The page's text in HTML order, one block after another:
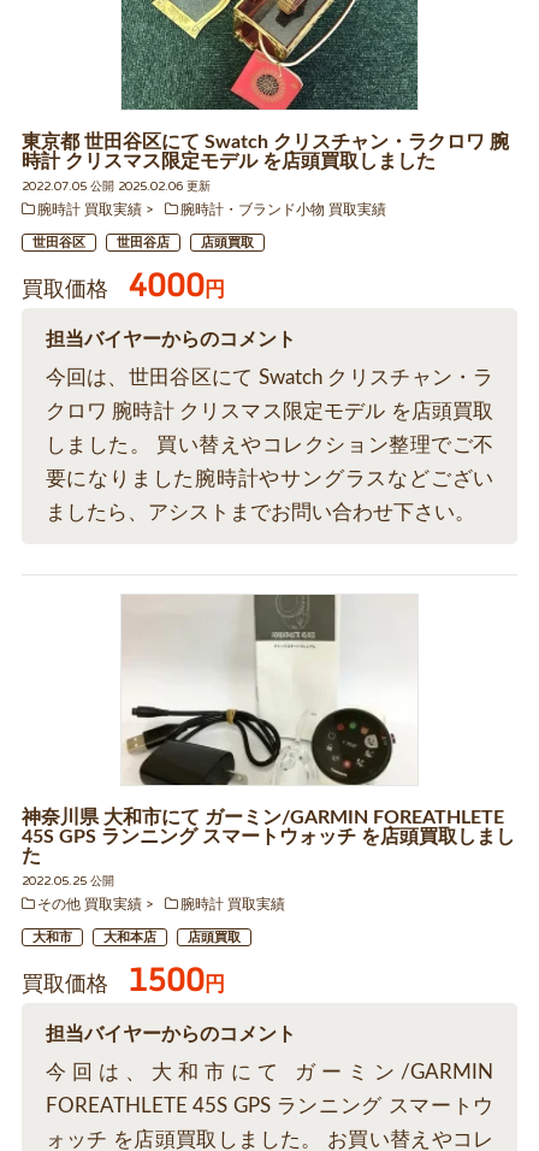
東京都 世田谷区にて Swatch クリスチャン・ラクロワ 腕
時計 クリスマス限定モデル を店頭買取しました
2022.07.05 公開 2025.02.06 更新
腕時計 買取実績
腕時計・ブランド小物 買取実績
世田谷区 世田谷店 店頭買取
買取価格 4000円
担当バイヤーからのコメント
今回は、世田谷区にて Swatch クリスチャン・ラ
クロワ 腕時計 クリスマス限定モデル を店頭買取
しました。 買い替えやコレクション整理でご不
要になりました腕時計やサングラスなどござい
ましたら、アシストまでお問い合わせ下さい。
神奈川県 大和市にて ガーミン/GARMIN FOREATHLETE
45S GPS ランニング スマートウォッチ を店頭買取しまし
た
2022.05.25 公開
その他 買取実績
腕時計 買取実績
大和市 大和本店 店頭買取
買取価格 1500円
担当バイヤーからのコメント
今回は、大和市にて ガーミン/GARMIN
FOREATHLETE 45S GPS ランニング スマートウ
ォッチ を店頭買取しました。 お買い替えやコレ